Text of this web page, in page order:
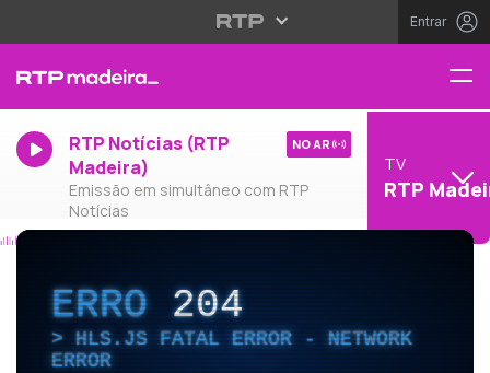
Entrar
RTP Notícias (RTP
Madeira)
Emissão em simultâneo com RTP
Notícias
NO AR
TV
RTP
ERRO204
HLS.JS FATAL ERROR - NETWORK
ERROR